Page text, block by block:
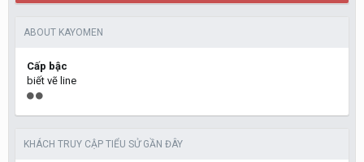
ABOUT KAYOMEN
Cấp bậc
biết vẽ line
KHÁCH TRUY CẬP TIỂU SỬ GẦN ĐÂY